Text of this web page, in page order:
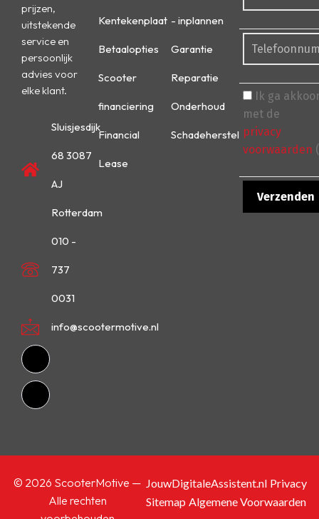
prijzen,
uitstekende
service en
persoonlijk
advies voor
elke klant.
Sluisjesdijk
68 3087
AJ
Rotterdam
010 -
737
0031
info@scootermotive.nl
Kentekenplaat
Betaalopties
Scooter
financiering
Financial
Lease
- inplannen
Garantie
Reparatie
Onderhoud
Schadeherstel
Ik ga
met de
privacy
voorwaarden
© 2026 ScooterMotive —
Alle rechten
JouwDigitaleAssistent.nl Privacy
Sitemap Algemene Voorwaarden